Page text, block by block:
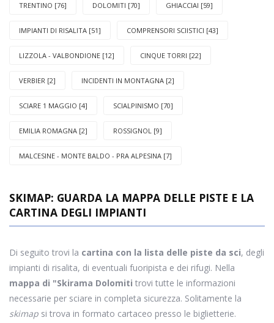
TRENTINO [76] DOLOMITI [70] GHIACCIAI [59]
IMPIANTI DI RISALITA [51] COMPRENSORI SCIISTICI [43]
LIZZOLA - VALBONDIONE [12] CINQUE TORRI [22]
VERBIER [2] INCIDENTI IN MONTAGNA [2]
SCIARE 1 MAGGIO [4] SCIALPINISMO [70]
EMILIA ROMAGNA [2] ROSSIGNOL [9]
MALCESINE - MONTE BALDO - PRA ALPESINA [7]
SKIMAP: GUARDA LA MAPPA DELLE PISTE E LA
CARTINA DEGLI IMPIANTI
Di seguito trovi la cartina con la lista delle piste da sci, degli
impianti di risalita, di eventuali fuoripista e dei rifugi. Nella
mappa di "Skirama Dolomiti trovi tutte le informazioni
necessarie per sciare in completa sicurezza. Solitamente la
skimap si trova in formato cartaceo presso le biglietterie.